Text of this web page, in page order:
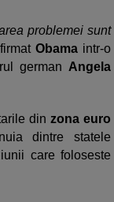
problemei sunt
Obamaintr-o
german Angela
din zona euro
dintre statele
care foloseste